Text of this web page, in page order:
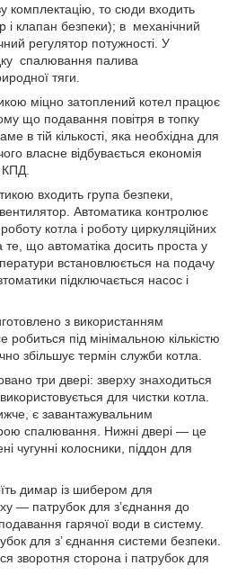
комплектацію, то сюди входить
і клапан безпеки); в механічний
регулятор потужності. У
спалювання палива
тяги.
міцно затоплений котел працює
що подавання повітря в топку
в тій кількості, яка необхідна для
власне відбувається економія
КПД.
входить група безпеки,
Автоматика контролює
котла і роботу циркуляційних
те, що автоматіка досить проста у
встановлюється на подачу
підключається насос і
з використанням
робиться під мінімальною кількістю
збільшує термін служби котла.
три двері: зверху знаходиться
для чистки котла.
є завантажувальним
спалювання. Нижні двері — це
чугунні колосники, піддон для
димар із шибером для
— патрубок для з’єднання до
гарячої води в систему.
для з’ єднання системи безпеки.
зворотня сторона і патрубок для